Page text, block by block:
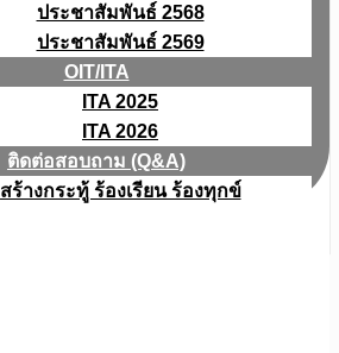
ประชาสัมพันธ์ 2568
ประชาสัมพันธ์ 2569
OIT/ITA
ITA 2025
ITA 2026
ติดต่อสอบถาม (Q&A)
สร้างกระทู้ ร้องเรียน ร้องทุกข์